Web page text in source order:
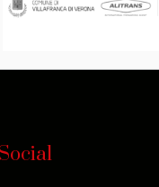
Social